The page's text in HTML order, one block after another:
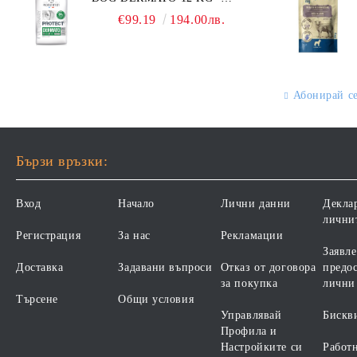
ОТ ВСИЧКИ ПОРОДИ НА
ПЪЛНОЦЕННА ДИЕТИЧНА
ДЕРМАТОЗИ И СИЛНО
КОЗИНА". "НАМАЛЯВАНЕ
ХРАНИ
€99.19 194.00лв.
Абонирай се
Бързи връзки:
Вход
Регистрация
Доставка
Търсене
Начало
За нас
Задавани въпроси
Общи условия
Лични данни
Рекламации
Отказ от договора
за покупка
Управлявай
Профила и
Настройките си